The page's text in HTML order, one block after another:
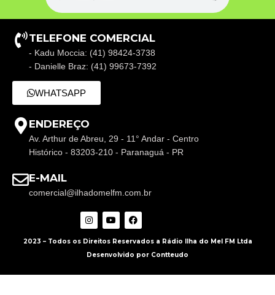
TELEFONE COMERCIAL
- Kadu Moccia: (41) 98424-3738
- Danielle Braz: (41) 99673-7392
WHATSAPP
ENDEREÇO
Av. Arthur de Abreu, 29 - 11° Andar - Centro
Histórico - 83203-210 - Paranaguá - PR
E-MAIL
comercial@ilhadomelfm.com.br
2023 – Todos os Direitos Reservados a Rádio Ilha do Mel FM Ltda
Desenvolvido por Contteudo